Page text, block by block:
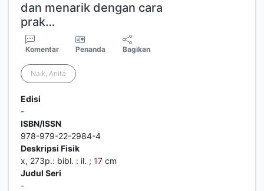
dan menarik dengan cara
prak…
Komentar Penanda Bagikan
Naik, Anita
Edisi
-
ISBN/ISSN
978-979-22-2984-4
Deskripsi Fisik
x, 273p.: bibl. : il. ; 17 cm
Judul Seri
-